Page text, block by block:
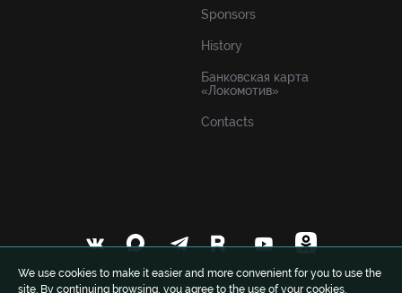
We use cookies to make it easier and more convenient for you to use the
site. By continuing browsing, you agree to the use of your cookies.
Sponsors
History
Банковская карта
«Локомотив»
Contacts